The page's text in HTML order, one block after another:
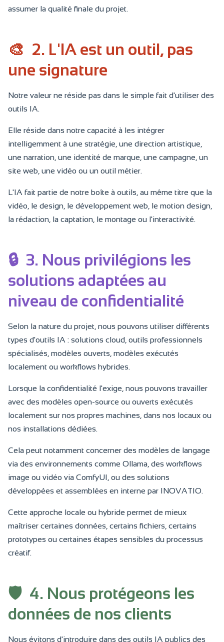
assumer la qualité finale du projet.
🎨 2. L'IA est un outil, pas
une signature
Notre valeur ne réside pas dans le simple fait d'utiliser des
outils IA.
Elle réside dans notre capacité à les intégrer
intelligemment à une stratégie, une direction artistique,
une narration, une identité de marque, une campagne, un
site web, une vidéo ou un outil métier.
L'IA fait partie de notre boîte à outils, au même titre que la
vidéo, le design, le développement web, le motion design,
la rédaction, la captation, le montage ou l'interactivité.
🔒 3. Nous privilégions les
solutions adaptées au
niveau de confidentialité
Selon la nature du projet, nous pouvons utiliser différents
types d'outils IA : solutions cloud, outils professionnels
spécialisés, modèles ouverts, modèles exécutés
localement ou workflows hybrides.
Lorsque la confidentialité l'exige, nous pouvons travailler
avec des modèles open-source ou ouverts exécutés
localement sur nos propres machines, dans nos locaux ou
nos installations dédiées.
Cela peut notamment concerner des modèles de langage
via des environnements comme Ollama, des workflows
image ou vidéo via ComfyUI, ou des solutions
développées et assemblées en interne par INOVATIO.
Cette approche locale ou hybride permet de mieux
maîtriser certaines données, certains fichiers, certains
prototypes ou certaines étapes sensibles du processus
créatif.
🛡️ 4. Nous protégeons les
données de nos clients
Nous évitons d'introduire dans des outils IA publics des